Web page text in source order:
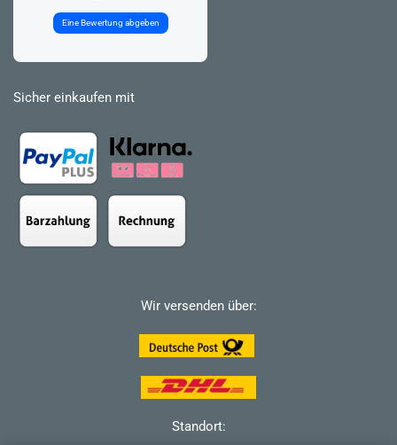
Eine Bewertung abgeben
Sicher einkaufen mit
Wir versenden über:
Standort: